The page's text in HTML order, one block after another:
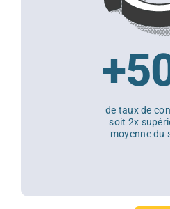
de taux de
soit 2x
moyenne du